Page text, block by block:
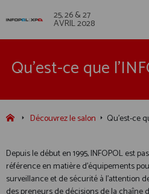
25, 26 & 27
AVRIL 2028
Qu'est-ce que
Découvrez le salon Qu'est-ce
Depuis le début en 1995, INFOPOL est
référence en matière d’équipements
surveillance et de sécurité à l’attention